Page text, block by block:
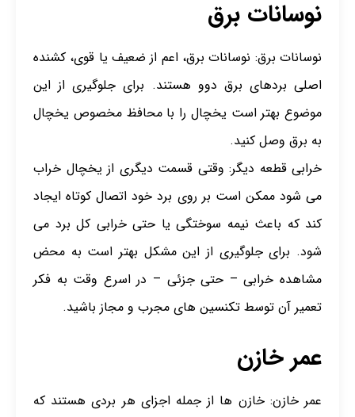
نوسانات برق
نوسانات برق: نوسانات برق، اعم از ضعیف یا قوی، کشنده
اصلی بردهای برق دوو هستند. برای جلوگیری از این
موضوع بهتر است یخچال را با محافظ مخصوص یخچال
به برق وصل کنید.
خرابی قطعه دیگر: وقتی قسمت دیگری از یخچال خراب
می شود ممکن است بر روی برد خود اتصال کوتاه ایجاد
کند که باعث نیمه سوختگی یا حتی خرابی کل برد می
شود. برای جلوگیری از این مشکل بهتر است به محض
مشاهده خرابی – حتی جزئی – در اسرع وقت به فکر
تعمیر آن توسط تکنسین های مجرب و مجاز باشید.
عمر خازن
عمر خازن: خازن ها از جمله اجزای هر بردی هستند که